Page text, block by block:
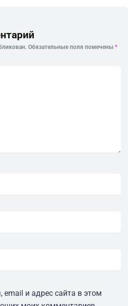
Обязательные поля помечены *
email и адрес сайта в этом